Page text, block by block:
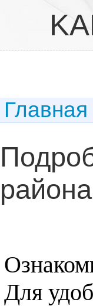
Главная
района
Для